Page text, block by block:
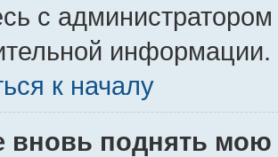
с
информации.
к началу
вновь поднять мою